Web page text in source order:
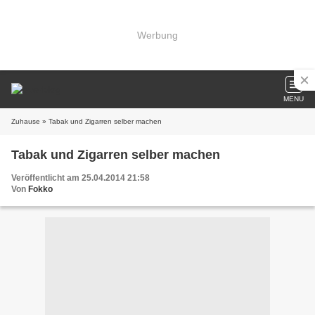
Werbung
MENU
Zuhause » Tabak und Zigarren selber machen
Tabak und Zigarren selber machen
Veröffentlicht am 25.04.2014 21:58
Von Fokko